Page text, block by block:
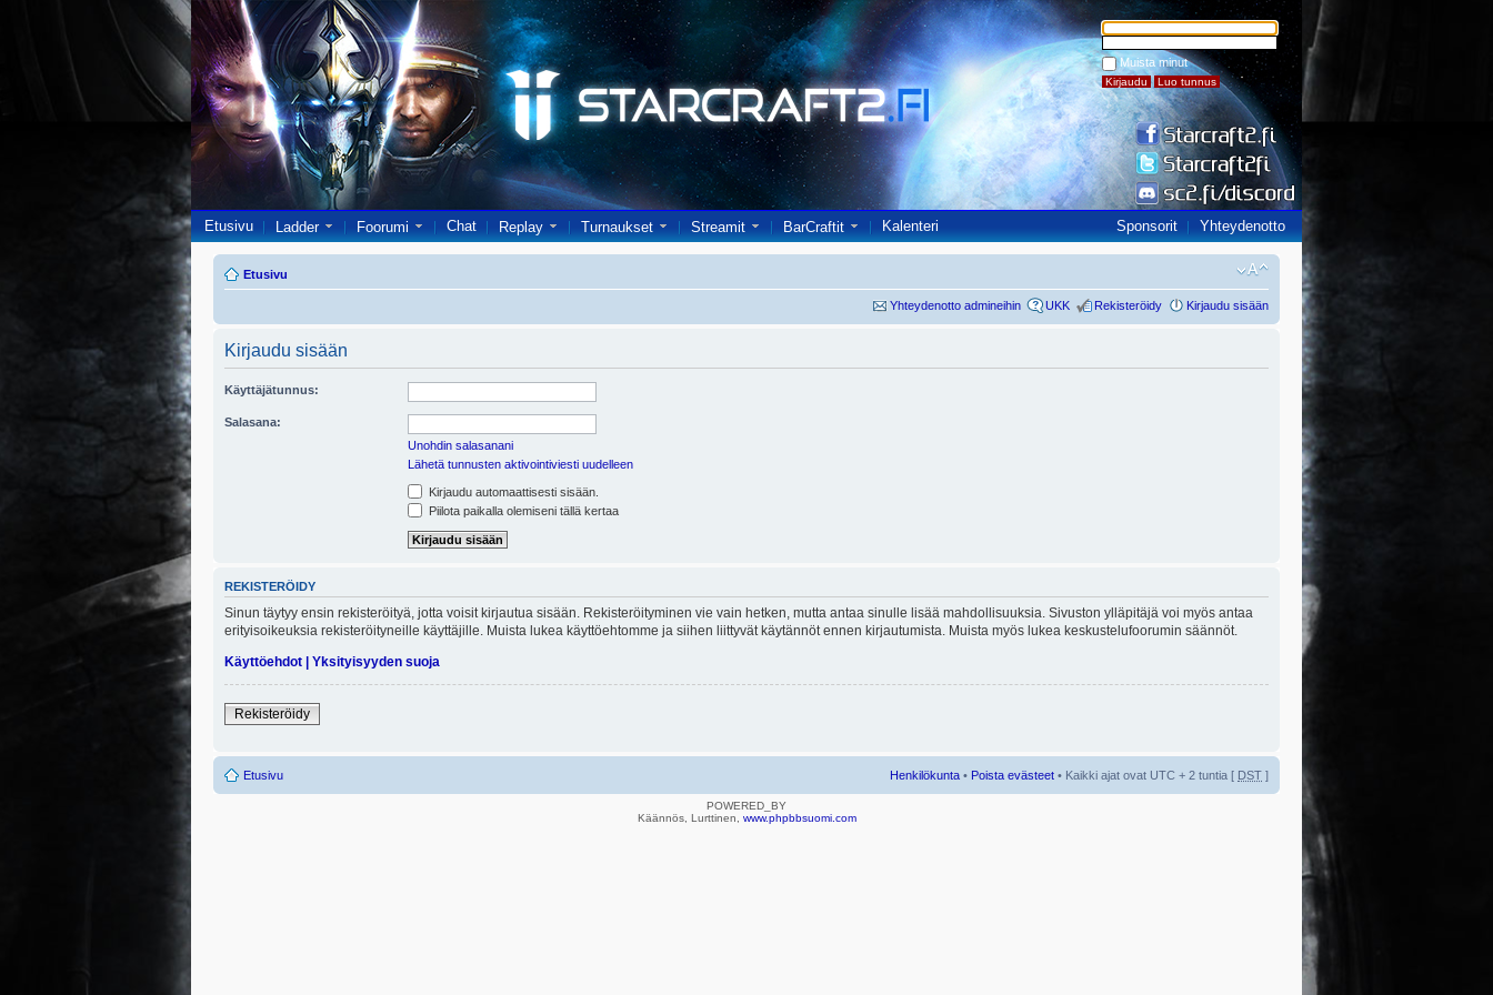
Muista minut
Etusivu Ladder Foorumi Chat Replay Turnaukset Streamit BarCraftit Kalenteri Sponsorit Yhteydenotto
Etusivu
Yhteydenotto admineihin UKK Rekisteröidy Kirjaudu sisään
Kirjaudu sisään
Käyttäjätunnus:
Salasana:
Unohdin salasanani
Lähetä tunnusten aktivointiviesti uudelleen
Kirjaudu automaattisesti sisään.
Piilota paikalla olemiseni tällä kertaa
REKISTERÖIDY
Sinun täytyy ensin rekisteröityä, jotta voisit kirjautua sisään. Rekisteröityminen vie vain hetken, mutta antaa sinulle lisää mahdollisuuksia. Sivuston ylläpitäjä voi myös antaa
erityisoikeuksia rekisteröityneille käyttäjille. Muista lukea käyttöehtomme ja siihen liittyvät käytännöt ennen kirjautumista. Muista myös lukea keskustelufoorumin säännöt.
Käyttöehdot | Yksityisyyden suoja
Rekisteröidy
Etusivu Henkilökunta • Poista evästeet • Kaikki ajat ovat UTC + 2 tuntia [ DST ]
POWERED_BY
Käännös, Lurttinen, www.phpbbsuomi.com